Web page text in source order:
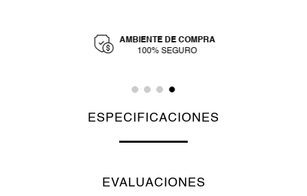
AMBIENTE DE COMPRA
100% SEGURO
ESPECIFICACIONES
EVALUACIONES